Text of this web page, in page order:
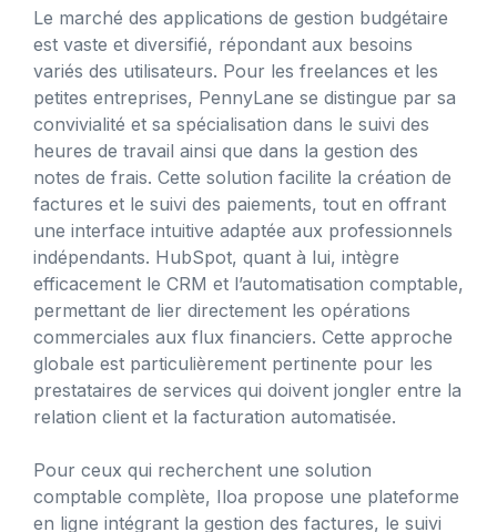
Le marché des applications de gestion budgétaire
est vaste et diversifié, répondant aux besoins
variés des utilisateurs. Pour les freelances et les
petites entreprises, PennyLane se distingue par sa
convivialité et sa spécialisation dans le suivi des
heures de travail ainsi que dans la gestion des
notes de frais. Cette solution facilite la création de
factures et le suivi des paiements, tout en offrant
une interface intuitive adaptée aux professionnels
indépendants. HubSpot, quant à lui, intègre
efficacement le CRM et l’automatisation comptable,
permettant de lier directement les opérations
commerciales aux flux financiers. Cette approche
globale est particulièrement pertinente pour les
prestataires de services qui doivent jongler entre la
relation client et la facturation automatisée.
Pour ceux qui recherchent une solution
comptable complète, Iloa propose une plateforme
en ligne intégrant la gestion des factures, le suivi